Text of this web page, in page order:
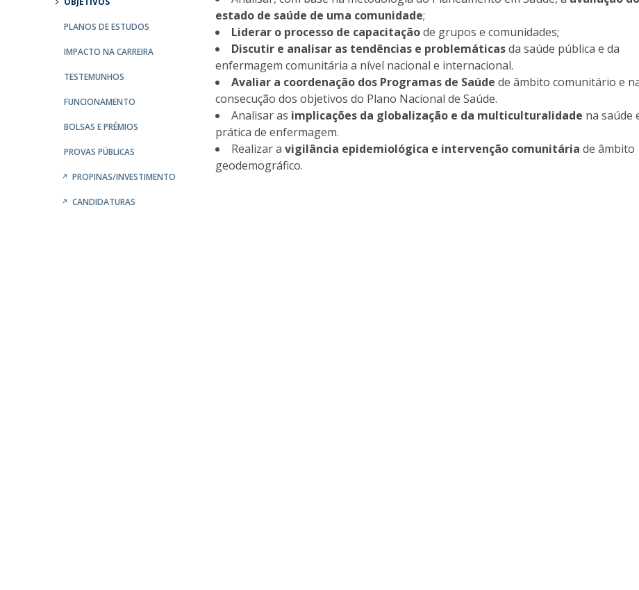
Mestrado em Enfermagem de Reabilitação
Mestrado em Enfermagem de Saúde Infantil e
Pediátrica
Mestrado em Enfermagem Médico-Cirúrgica na área de
Enfermagem à Pessoa em Situação Crítica
Mestrado em Enfermagem Comunitária na área de
Enfermagem de Saúde Comunitária e de Saúde Pública
Mestrado em Regeneração e Viabilidade Tecidular
Católica Nursing Talks 2026
Recrutamentos
Provedor do Estudante
Parceiros
Nacionais
Faces & Factos
ESEnfIC
PLANOS DE ESTUDOS
IMPACTO NA CARREIRA
TESTEMUNHOS
FUNCIONAMENTO
BOLSAS E PRÉMIOS
PROVAS PÚBLICAS
PROPINAS/INVESTIMENTO
CANDIDATURAS
estado de saúde de uma comunidade;
Liderar o processo de capacitaçãode grupos e comunidades;
Discutir e analisar as tendências e problemáticasda saúde pública e da
enfermagem comunitária a nível nacional e internacional.
Avaliar a coordenação dos Programas de Saúde de âmbito comunitário e
consecução dos objetivos do Plano Nacional de Saúde.
Analisar as implicações da globalização e da multiculturalidade na saúde
prática de enfermagem.
Realizar avigilância epidemiológica e intervenção comunitária de âmbito
geodemográfico.